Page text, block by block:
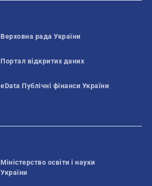
Верховна рада України
Портал відкритих даних
eData Публічні фінанси України
Міністерство освіти і науки
України